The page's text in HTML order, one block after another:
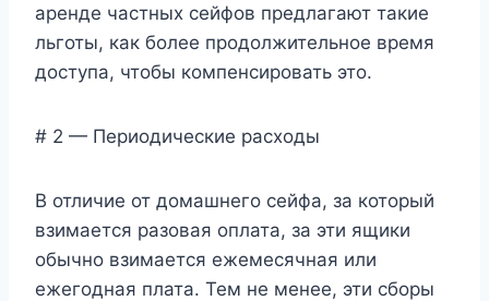
аренде частных сейфов предлагают такие
льготы, как более продолжительное время
доступа, чтобы компенсировать это.
# 2 — Периодические расходы
В отличие от домашнего сейфа, за который
взимается разовая оплата, за эти ящики
обычно взимается ежемесячная или
ежегодная плата. Тем не менее, эти сборы